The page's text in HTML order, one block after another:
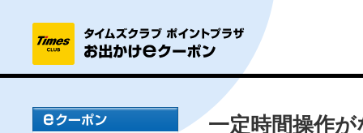
一定時間操作